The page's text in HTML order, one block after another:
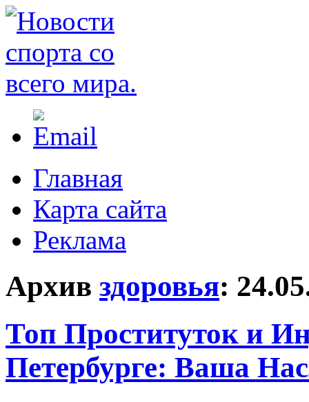
Главная
Карта сайта
Реклама
Архив здоровья:
Топ Проституток и
Петербурге: Ваша